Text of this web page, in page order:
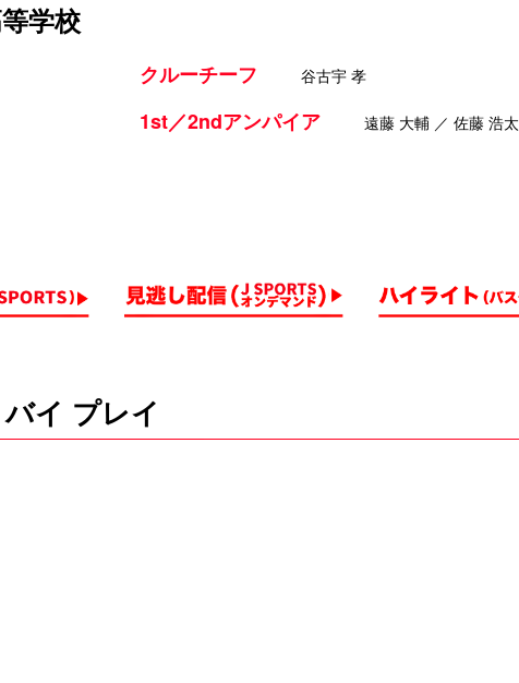
学校
クルーチーフ 谷古宇 孝
1st／2ndアンパイア 遠藤 大輔 ／ 佐藤 浩太
イ プレイ